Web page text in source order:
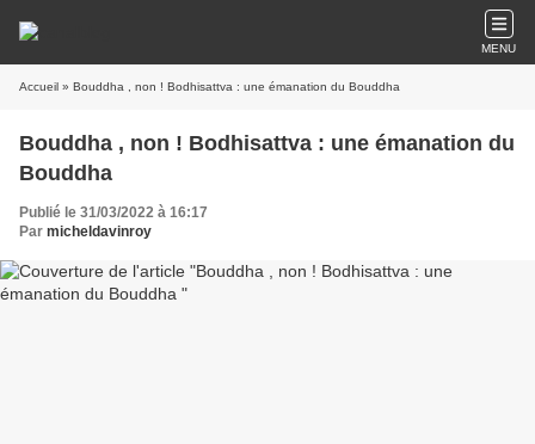
MENU
Accueil » Bouddha , non ! Bodhisattva : une émanation du Bouddha
Bouddha , non ! Bodhisattva : une émanation du
Bouddha
Publié le 31/03/2022 à 16:17
Par micheldavinroy